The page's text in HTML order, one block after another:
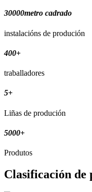
30000metro cadrado
instalacións de produción
400+
traballadores
5+
Liñas de produción
5000+
Produtos
Clasificación de